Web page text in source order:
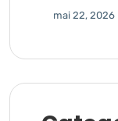
mai 22, 2026